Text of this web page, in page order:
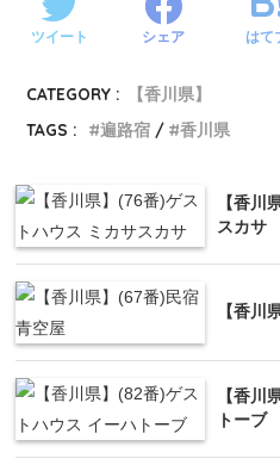
ツイート シェア はて
CATEGORY :
【香川県】
TAGS :
遍路宿 香川県
【香川
スカサ
【香川
【香川
トーブ